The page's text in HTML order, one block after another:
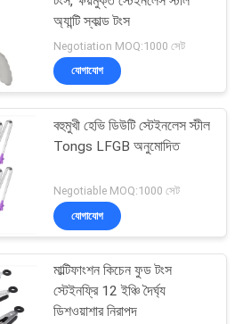
গ্যাজেট সরঞ্জাম
ব্রাশ
অ্যান্টি স্কাল্ড টংস
Negotiation MOQ:1000 সেট
যোগাযোগ
বহুমুখী হেভি ডিউটি ​​স্টেইনলেস স্টীল
Tongs LFGB অনুমোদিত
Negotiable MOQ:1000 সেট
যোগাযোগ
মাল্টিফাংশন কিচেন ফুড টংস
স্টেইনফ্রি 12 ইঞ্চি দৈর্ঘ্য
ডিশওয়াশার নিরাপদ